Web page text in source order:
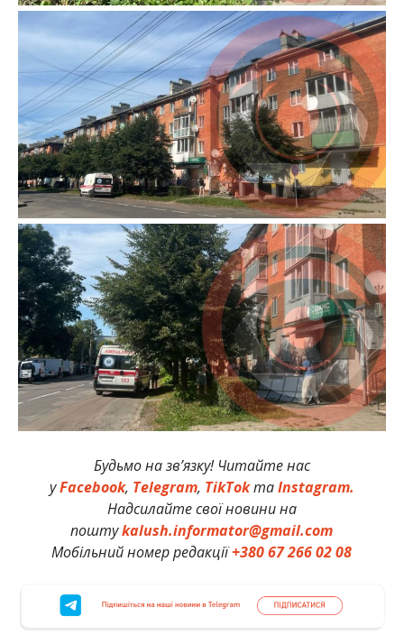
Будьмо на зв’язку! Читайте нас
уFacebook, Telegram, TikTokтаInstagram.
Надсилайте свої новини на
поштуkalush.informator@gmail.com
Мобільний номер редакції+380 67 266 02 08